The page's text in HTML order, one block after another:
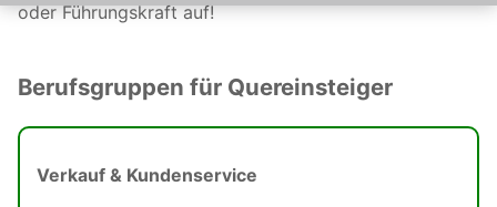
oder Führungskraft auf!
Berufsgruppen für Quereinsteiger
Verkauf & Kundenservice